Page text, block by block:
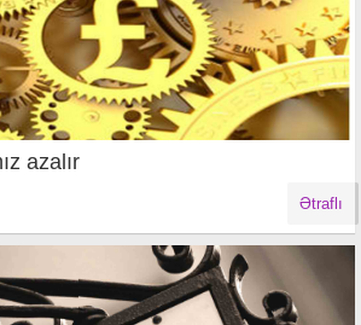
azalır
Ətraflı